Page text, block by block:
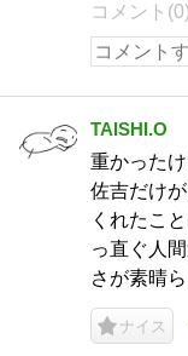
コメント(0)
TAISHI.O
重かった
佐吉だけ
くれたこ
っ直ぐ人
さが素晴
ナイス